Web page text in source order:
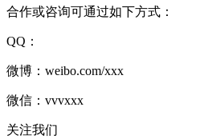
合作或咨询可通过如下方式：
QQ：
微博：weibo.com/xxx
微信：vvvxxx
关注我们